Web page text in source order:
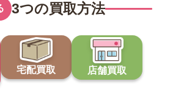
3つの買取方法
宅配買取 店舗買取